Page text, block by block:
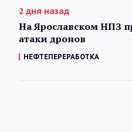
2 дня назад
На Ярославском НПЗ
атаки дронов
НЕФТЕПЕРЕРАБОТКА